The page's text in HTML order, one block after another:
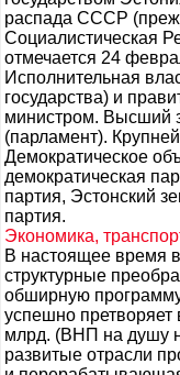
распада СССР
Социалистическая
отмечается 24
Исполнительная
государства) и
министром. Высший
(парламент).
Демократическое
демократическая
партия, Эстонский
партия.
Экономика,
В настоящее время
структурные
обширную
успешно претворяет
млрд. (ВНП на душу
развитые отрасли